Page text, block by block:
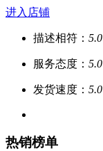
进入店铺
描述相符： 5.0
服务态度： 5.0
发货速度： 5.0
热销榜单